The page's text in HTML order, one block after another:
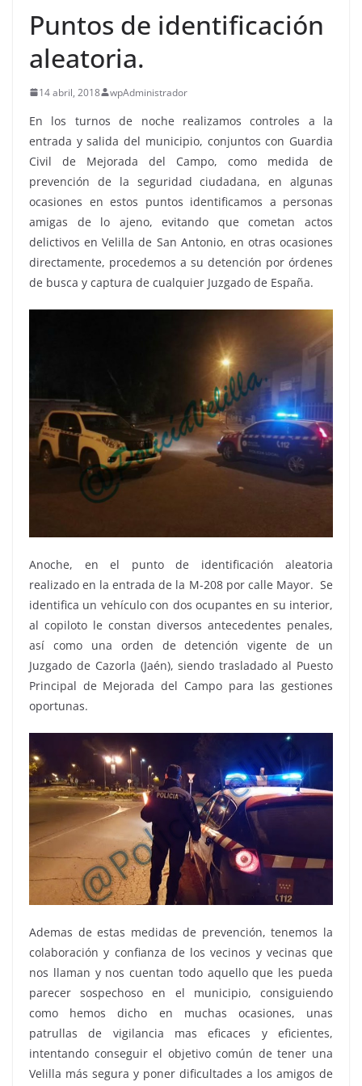
Puntos de identificación
aleatoria.
14 abril, 2018 wpAdministrador
En los turnos de noche realizamos controles a la
entrada y salida del municipio, conjuntos con Guardia
Civil de Mejorada del Campo, como medida de
prevención de la seguridad ciudadana, en algunas
ocasiones en estos puntos identificamos a personas
amigas de lo ajeno, evitando que cometan actos
delictivos en Velilla de San Antonio, en otras ocasiones
directamente, procedemos a su detención por órdenes
de busca y captura de cualquier Juzgado de España.
Anoche, en el punto de identificación aleatoria
realizado en la entrada de la M-208 por calle Mayor. Se
identifica un vehículo con dos ocupantes en su interior,
al copiloto le constan diversos antecedentes penales,
así como una orden de detención vigente de un
Juzgado de Cazorla (Jaén), siendo trasladado al Puesto
Principal de Mejorada del Campo para las gestiones
oportunas.
Ademas de estas medidas de prevención, tenemos la
colaboración y confianza de los vecinos y vecinas que
nos llaman y nos cuentan todo aquello que les pueda
parecer sospechoso en el municipio, consiguiendo
como hemos dicho en muchas ocasiones, unas
patrullas de vigilancia mas eficaces y eficientes,
intentando conseguir el objetivo común de tener una
Velilla más segura y poner dificultades a los amigos de